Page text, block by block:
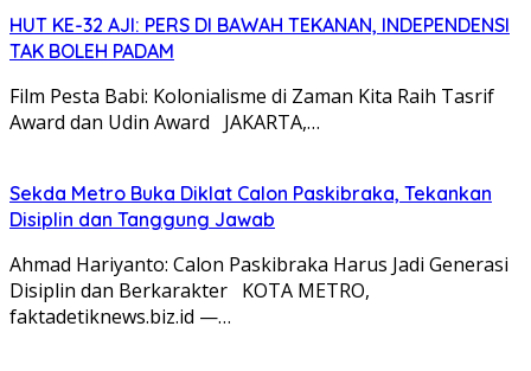
HUT KE-32 AJI: PERS DI BAWAH TEKANAN, INDEPENDENSI
TAK BOLEH PADAM
Film Pesta Babi: Kolonialisme di Zaman Kita Raih Tasrif
Award dan Udin Award JAKARTA,…
Sekda Metro Buka Diklat Calon Paskibraka, Tekankan
Disiplin dan Tanggung Jawab
Ahmad Hariyanto: Calon Paskibraka Harus Jadi Generasi
Disiplin dan Berkarakter KOTA METRO,
faktadetiknews.biz.id —…